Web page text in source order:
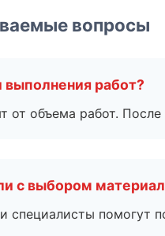
вопросы
выполнения работ?
от объема работ.
с выбором
специалисты помогут